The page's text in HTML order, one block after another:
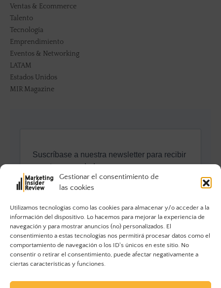
Gestionar el consentimiento de
las cookies
Utilizamos tecnologías como las cookies para almacenar y/o acceder a la
información del dispositivo. Lo hacemos para mejorar la experiencia de
navegación y para mostrar anuncios (no) personalizados. El
consentimiento a estas tecnologías nos permitirá procesar datos como el
comportamiento de navegación o los ID's únicos en este sitio. No
consentir o retirar el consentimiento, puede afectar negativamente a
ciertas características y funciones.
Ventas & Ecommerce
Talento
Tecnología
Emprendimiento
Eventos & Networking
LATAM
Estados Unidos
MIR Magazine